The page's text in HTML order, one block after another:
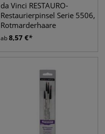
da Vinci RESTAURO-
Restaurierpinsel Serie 5506,
Rotmarderhaare
ab8,57 €